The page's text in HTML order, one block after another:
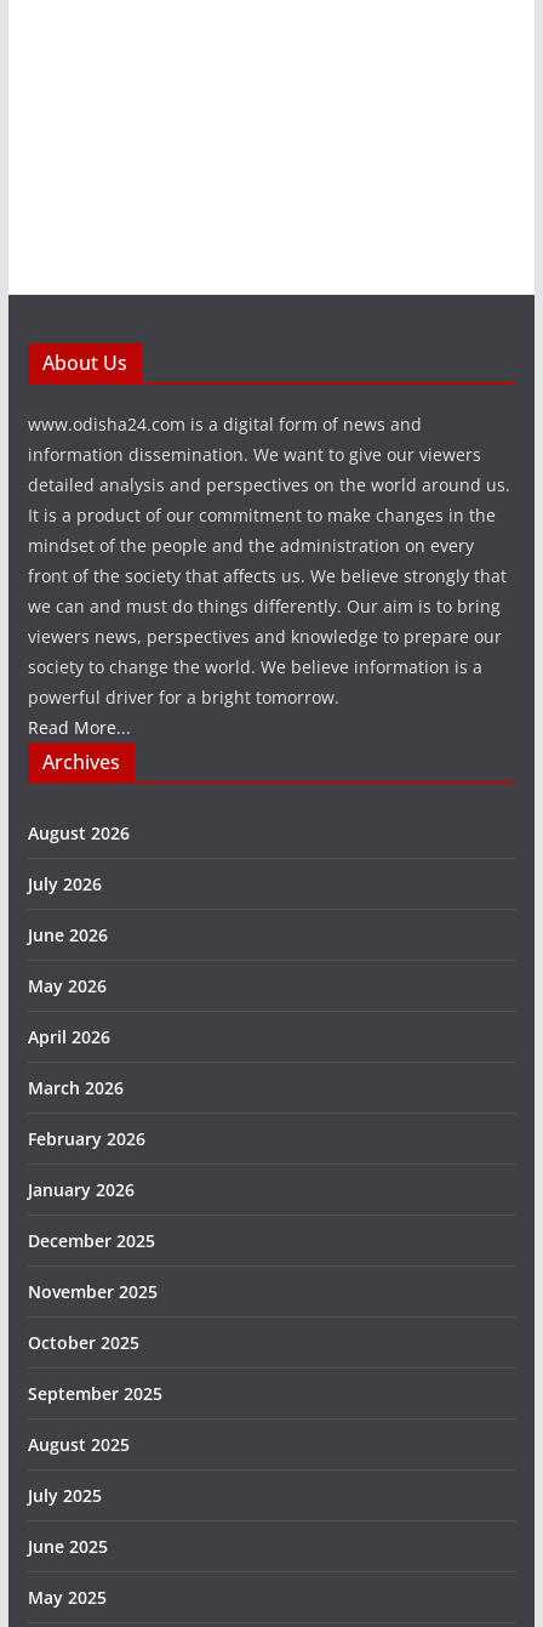
About Us
www.odisha24.com is a digital form of news and
information dissemination. We want to give our viewers
detailed analysis and perspectives on the world around us.
It is a product of our commitment to make changes in the
mindset of the people and the administration on every
front of the society that affects us. We believe strongly that
we can and must do things differently. Our aim is to bring
viewers news, perspectives and knowledge to prepare our
society to change the world. We believe information is a
powerful driver for a bright tomorrow.
Read More...
Archives
August 2026
July 2026
June 2026
May 2026
April 2026
March 2026
February 2026
January 2026
December 2025
November 2025
October 2025
September 2025
August 2025
July 2025
June 2025
May 2025